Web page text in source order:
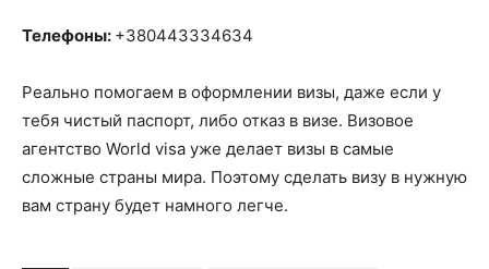
Телефоны: +380443334634
Реально помогаем в оформлении визы, даже если у
тебя чистый паспорт, либо отказ в визе. Визовое
агентство World visa уже делает визы в самые
сложные страны мира. Поэтому сделать визу в нужную
вам страну будет намного легче.